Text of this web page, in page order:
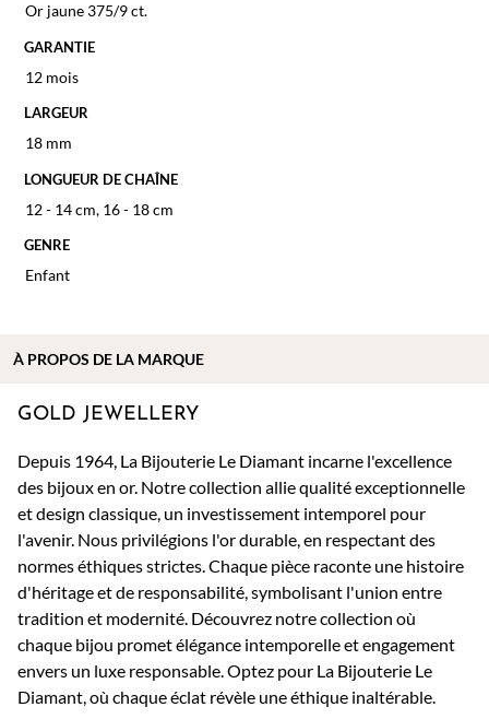
Or jaune 375/9 ct.
GARANTIE
12 mois
LARGEUR
18 mm
LONGUEUR DE CHAÎNE
12 - 14 cm, 16 - 18 cm
GENRE
Enfant
GOLD JEWELLERY
Depuis 1964, La Bijouterie Le Diamant incarne l'excellence
des bijoux en or. Notre collection allie qualité exceptionnelle
et design classique, un investissement intemporel pour
l'avenir. Nous privilégions l'or durable, en respectant des
normes éthiques strictes. Chaque pièce raconte une histoire
d'héritage et de responsabilité, symbolisant l'union entre
tradition et modernité. Découvrez notre collection où
chaque bijou promet élégance intemporelle et engagement
envers un luxe responsable. Optez pour La Bijouterie Le
Diamant, où chaque éclat révèle une éthique inaltérable.
À PROPOS DE LA MARQUE